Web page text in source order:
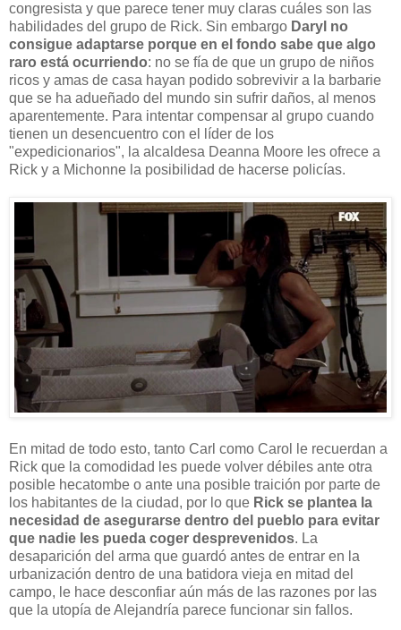
congresista y que parece tener muy claras cuáles son las
habilidades del grupo de Rick. Sin embargo Daryl no
consigue adaptarse porque en el fondo sabe que algo
raro está ocurriendo: no se fía de que un grupo de niños
ricos y amas de casa hayan podido sobrevivir a la barbarie
que se ha adueñado del mundo sin sufrir daños, al menos
aparentemente. Para intentar compensar al grupo cuando
tienen un desencuentro con el líder de los
"expedicionarios", la alcaldesa Deanna Moore les ofrece a
Rick y a Michonne la posibilidad de hacerse policías.
En mitad de todo esto, tanto Carl como Carol le recuerdan a
Rick que la comodidad les puede volver débiles ante otra
posible hecatombe o ante una posible traición por parte de
los habitantes de la ciudad, por lo que Rick se plantea la
necesidad de asegurarse dentro del pueblo para evitar
que nadie les pueda coger desprevenidos. La
desaparición del arma que guardó antes de entrar en la
urbanización dentro de una batidora vieja en mitad del
campo, le hace desconfiar aún más de las razones por las
que la utopía de Alejandría parece funcionar sin fallos.